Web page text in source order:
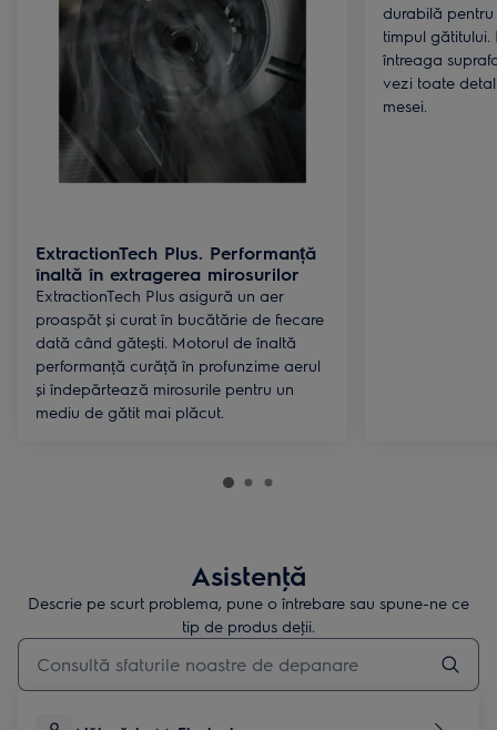
ExtractionTech Plus. Performanță
înaltă în extragerea mirosurilor
ExtractionTech Plus asigură un aer
proaspăt și curat în bucătărie de fiecare
dată când gătești. Motorul de înaltă
performanță curăță în profunzime aerul
și îndepărtează mirosurile pentru un
mediu de gătit mai plăcut.
durabilă
timpul gătitului.
întreaga
vezi toate
mesei.
Asistenţă
Descrie pe scurt problema, pune o întrebare sau spune-ne ce
tip de produs deţii.
Type to search for support articles